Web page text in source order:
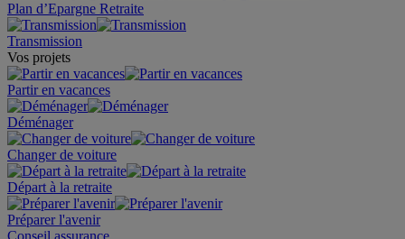
Plan d’Epargne Retraite
Transmission
Vos projets
Partir en vacances
Déménager
Changer de voiture
Départ à la retraite
Préparer l'avenir
Conseil assurance